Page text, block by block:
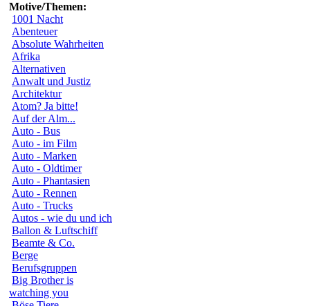
Motive/Themen:
1001 Nacht
Abenteuer
Absolute Wahrheiten
Afrika
Alternativen
Anwalt und Justiz
Architektur
Atom? Ja bitte!
Auf der Alm...
Auto - Bus
Auto - im Film
Auto - Marken
Auto - Oldtimer
Auto - Phantasien
Auto - Rennen
Auto - Trucks
Autos - wie du und ich
Ballon & Luftschiff
Beamte & Co.
Berge
Berufsgruppen
Big Brother is
watching you